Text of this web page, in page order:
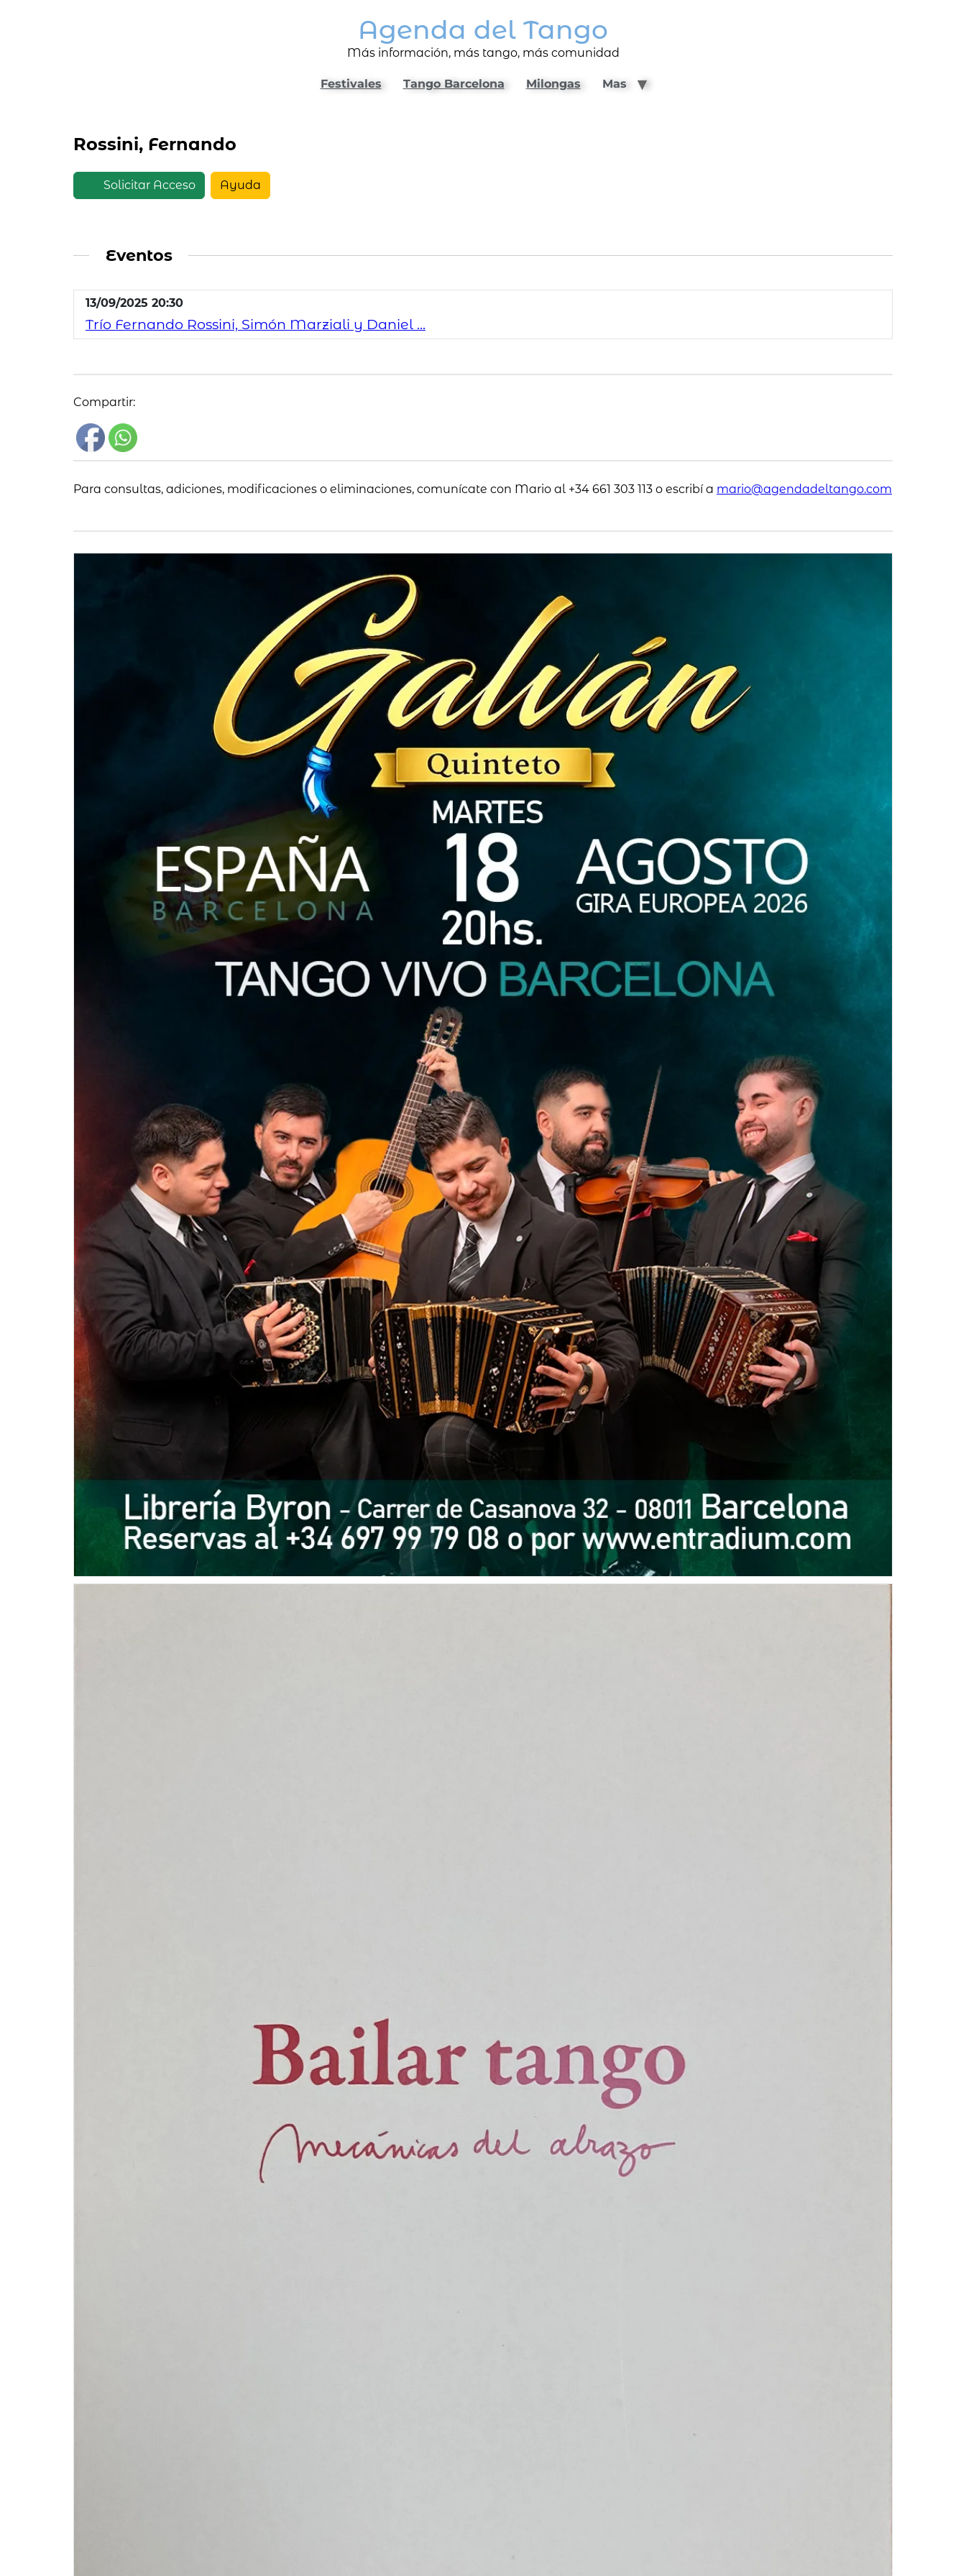
Agenda del Tango
Más información, más tango, más comunidad
Festivales Tango Barcelona Milongas Mas
Rossini, Fernando
Solicitar Acceso Ayuda
Eventos
13/09/2025 20:30
Trío Fernando Rossini, Simón Marziali y Daniel ...
Compartir:
Para consultas, adiciones, modificaciones o eliminaciones, comunícate con Mario al +34 661 303 113 o escribí a mario@agendadeltango.com